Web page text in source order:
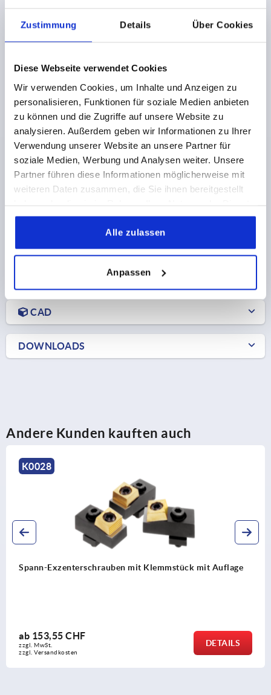
Zustimmung Details Über Cookies
Diese Webseite verwendet Cookies
Wir verwenden Cookies, um Inhalte und Anzeigen zu
personalisieren, Funktionen für soziale Medien anbieten
zu können und die Zugriffe auf unsere Website zu
analysieren. Außerdem geben wir Informationen zu Ihrer
Verwendung unserer Website an unsere Partner für
soziale Medien, Werbung und Analysen weiter. Unsere
Partner führen diese Informationen möglicherweise mit
weiteren Daten zusammen, die Sie ihnen bereitgestellt
gesammelt haben.
Alle zulassen
Anpassen
EXZENTER-SPANNMODUL D1=M20X1, FORM:E STAHL,
SCHWARZ, KOMP:ALUMINIUM, SCHWARZ
GRIFFLÄNGE=52 FORM=E GEWINDE=M20X1
D2=32
H=50
H1=18 H2=9
PASSEND FÜR NUTBREITE=8
SPANNKRAFT F KN=2,5
HANDKRAFT FH N=100
DETAILS
PRODUKTDETAILS
CAD
DOWNLOADS
Andere Kunden kauften auch
K0028
Spann-Exzenterschrauben mit Klemmstück mit Auflage
ab153,55 CHF
zzgl. MwSt.
zzgl. Versandkosten
DETAILS